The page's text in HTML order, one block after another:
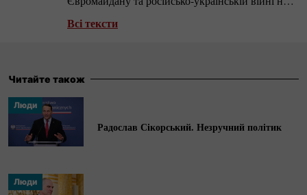
Донбасі. У
Європи.
Всі тексти
Читайте також
Люди
Радослав Сікорський. Незручний політик
Люди